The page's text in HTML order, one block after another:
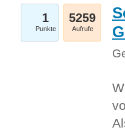
1
Punkte
5259
Aufrufe